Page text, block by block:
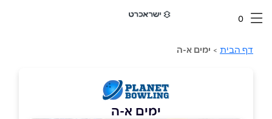
0
דף הבית > ימים א-ה
ימים א-ה